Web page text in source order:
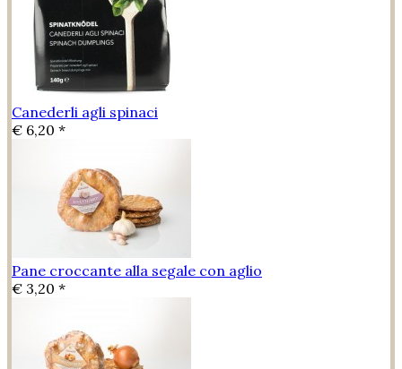
Canederli agli spinaci
€ 6,20 *
Pane croccante alla segale con aglio
€ 3,20 *